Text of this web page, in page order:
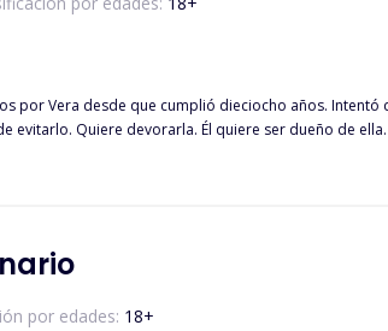
por Vera desde que cumplió dieciocho años.
Él quiere ser dueño de ella. Arruinarla para los hombres. Pero
por edades: 18+